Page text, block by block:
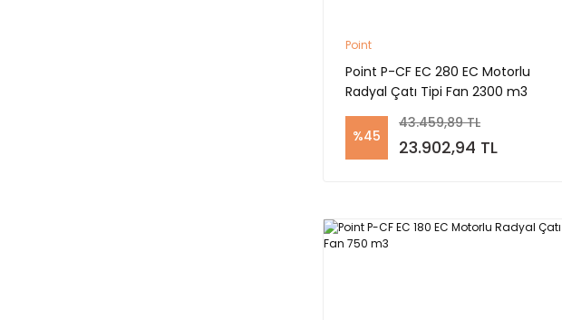
Point
Point P-CF EC 280 EC Motorlu
Radyal Çatı Tipi Fan 2300 m3
%45
43.459,89 TL
23.902,94 TL